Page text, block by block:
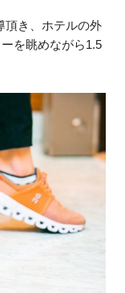
頂き、ホテルの外
を眺めながら1.5